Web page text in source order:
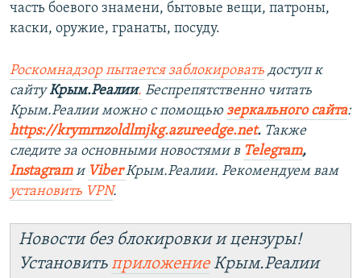
часть боевого знамени, бытовые вещи, патроны,
каски, оружие, гранаты, посуду.
Роскомнадзор пытается заблокировать доступ к
сайту Крым.Реалии. Беспрепятственно читать
Крым.Реалии можно с помощью зеркального сайта:
https://krymrnzoldlmjkg.azureedge.net. Также
следите за основными новостями в Telegram,
Instagram и ViberКрым.Реалии. Рекомендуем вам
установить VPN.
Новости без блокировки и цензуры!
УстановитьприложениеКрым.Реалии